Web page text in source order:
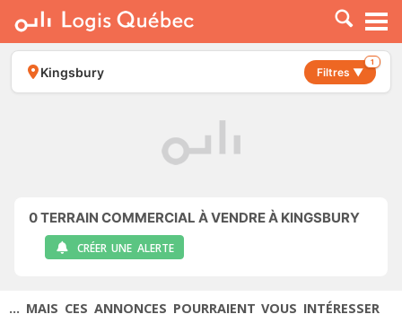
À LOUER
À VENDRE
PLACER UNE ANNONCE
Kingsbury Filtres ▼
1
0TERRAIN COMMERCIAL À VENDRE À KINGSBURY
CRÉER UNE ALERTE
... MAIS CES ANNONCES POURRAIENT VOUS INTÉRESSER